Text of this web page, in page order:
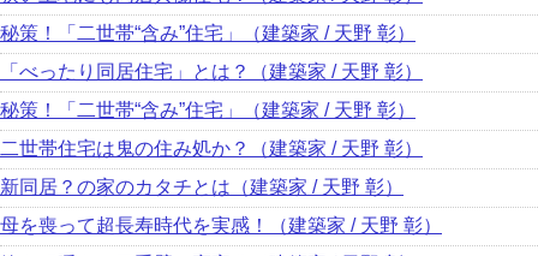
秘策！「二世帯“含み”住宅」（建築家 / 天野 彰）
「べったり同居住宅」とは？（建築家 / 天野 彰）
秘策！「二世帯“含み”住宅」（建築家 / 天野 彰）
二世帯住宅は鬼の住み処か？（建築家 / 天野 彰）
新同居？の家のカタチとは（建築家 / 天野 彰）
母を喪って超長寿時代を実感！（建築家 / 天野 彰）